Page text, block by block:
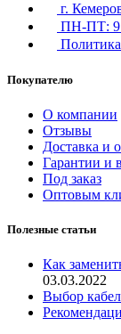
г.
ПН-ПТ:
Покупателю
О компании
Отзывы
Доставка и
Гарантии и
Под заказ
Оптовым
Полезные статьи
Как
03.03.2022
Выбор